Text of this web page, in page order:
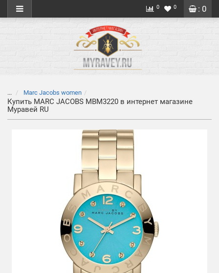
: 0
0 0
... Marc Jacobs women
Купить MARC JACOBS MBM3220 в интернет магазине
Муравей RU